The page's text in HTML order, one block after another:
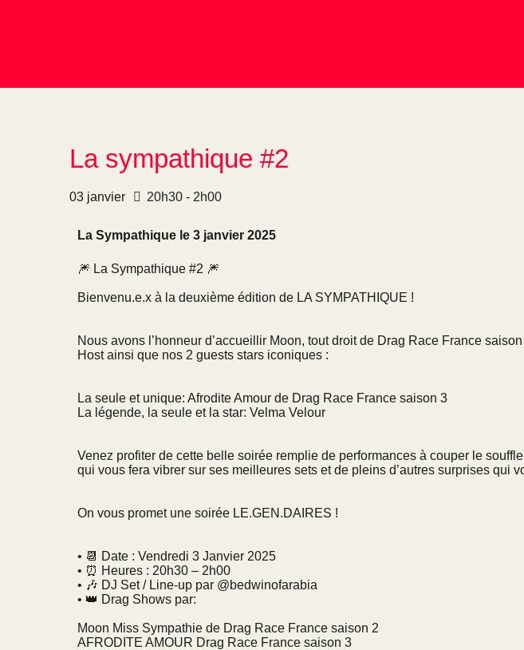
La sympathique #2
03 janvier 20h30 - 2h00
La Sympathique le 3 janvier 2025
🎆 La Sympathique #2 🎆
Bienvenu.e.x à la deuxième édition de LA SYMPATHIQUE !
Nous avons l’honneur d’accueillir Moon, tout droit de Drag Race France
Host ainsi que nos 2 guests stars iconiques :
La seule et unique: Afrodite Amour de Drag Race France saison 3
La légende, la seule et la star: Velma Velour
Venez profiter de cette belle soirée remplie de performances à couper le
qui vous fera vibrer sur ses meilleures sets et de pleins d’autres surprises qui
On vous promet une soirée LE.GEN.DAIRES !
• 📆 Date : Vendredi 3 Janvier 2025
• ⏰ Heures : 20h30 – 2h00
• 🎶 DJ Set / Line-up par @bedwinofarabia
• 👑 Drag Shows par:
Moon Miss Sympathie de Drag Race France saison 2
AFRODITE AMOUR Drag Race France saison 3